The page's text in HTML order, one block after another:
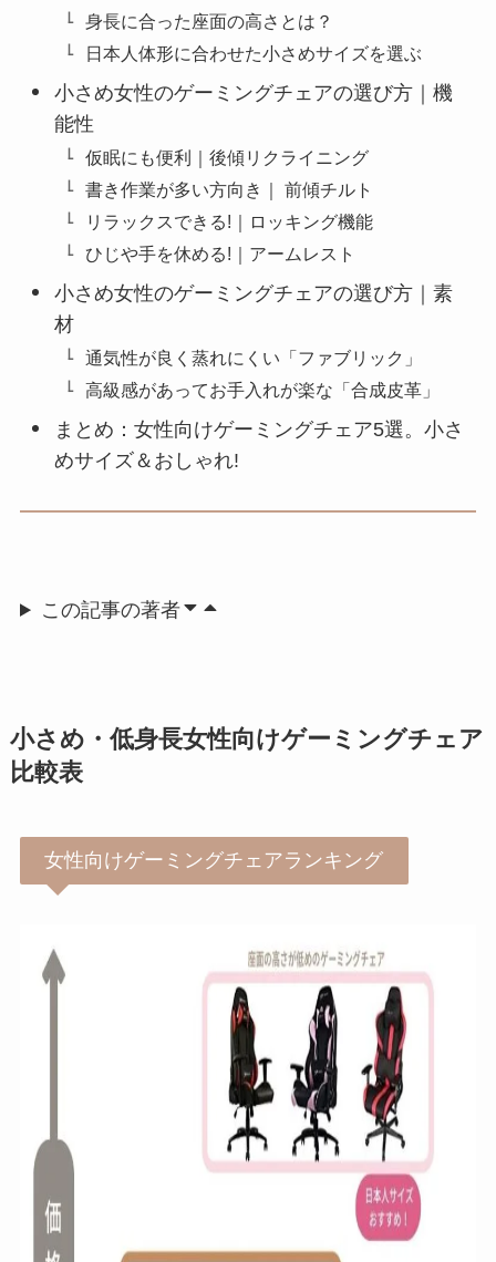
身長に合った座面の高さとは？
日本人体形に合わせた小さめサイズを選ぶ
小さめ女性のゲーミングチェアの選び方｜機
能性
仮眠にも便利｜後傾リクライニング
書き作業が多い方向き｜ 前傾チルト
リラックスできる!｜ロッキング機能
ひじや手を休める!｜アームレスト
小さめ女性のゲーミングチェアの選び方｜素
材
通気性が良く蒸れにくい「ファブリック」
高級感があってお手入れが楽な「合成皮革」
まとめ：女性向けゲーミングチェア5選。小さ
めサイズ＆おしゃれ!
この記事の著者
小さめ・低身長女性向けゲーミングチェア
比較表
女性向けゲーミングチェアランキング